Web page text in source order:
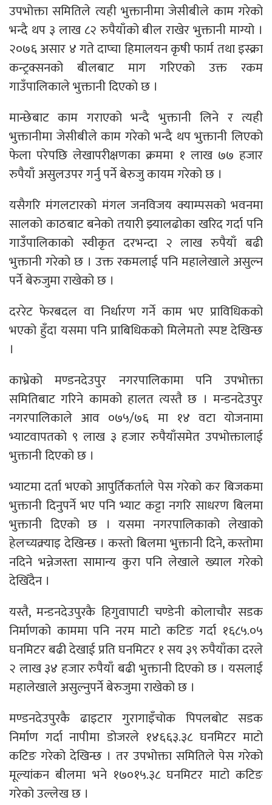
उपभोक्ता समितिले त्यही भुक्तानीमा जेसीबीले काम गरेको
भन्दै थप ३ लाख ८२ रुपैयाँको बील राखेर भुक्तानी माग्यो ।
२०७६ असार ४ गते दाप्चा हिमालयन कृषी फार्म तथा इस्क्रा
कन्ट्रक्सनको बीलबाट माग गरिएको उक्त रकम
गाउँपालिकाले भुक्तानी दिएकाे छ ।
मान्छेबाट काम गराएको भन्दै भुक्तानी लिने र त्यही
भुक्तानीमा जेसीबीले काम गरेको भन्दै थप भुक्तानी लिएको
फेला परेपछि लेखापरीक्षणका क्रममा १ लाख ७७ हजार
रुपैयाँ असुलउपर गर्नु पर्ने बेरुजु कायम गरेको छ ।
यसैगरि मंगलटारको मंगल जनविजय क्याम्पसको भवनमा
सालको काठबाट बनेको तयारी झ्यालढोका खरिद गर्दा पनि
गाउँपालिकाको स्वीकृत दरभन्दा २ लाख रुपैयाँ बढी
भुक्तानी गरेको छ । उक्त रकमलाई पनि महालेखाले असुल्न
पर्ने बेरुजुमा राखेको छ ।
दररेट फेरबदल वा निर्धारण गर्ने काम भए प्राविधिकको
भएको हुँदा यसमा पनि प्राबिधिकको मिलेमतो स्पष्ट देखिन्छ
।
काभ्रेको मण्डनदेउपुर नगरपालिकामा पनि उपभोक्ता
समितिबाट गरिने कामको हालत त्यस्तै छ । मन्डनदेउपुर
नगरपालिकाले आव ०७५/७६ मा १४ वटा योजनामा
भ्याटवापतको ९ लाख ३ हजार रुपैयाँसमेत उपभोक्तालाई
भुक्तानी दिएको छ ।
भ्याटमा दर्ता भएको आपुर्तिकर्ताले पेस गरेको कर बिजकमा
भुक्तानी दिनुपर्ने भए पनि भ्याट कट्टा नगरि साधरण बिलमा
भुक्तानी दिएको छ । यसमा नगरपालिकाको लेखाको
हेलच्यक्र्याइ देखिन्छ । कस्तो बिलमा भुक्तानी दिने, कस्तोमा
नदिने भन्नेजस्ता सामान्य कुरा पनि लेखाले ख्याल गरेको
देखिँदैन ।
यस्तै, मन्डनदेउपुरकै हिगुवापाटी चण्डेनी कोलाचौर सडक
निर्माणको काममा पनि नरम माटो कटिङ गर्दा १६८५.०५
घनमिटर बढी देखाई प्रति घनमिटर १ सय ३९ रुपैयाँका दरले
२ लाख ३४ हजार रुपैयाँ बढी भुक्तानी दिएको छ । यसलाई
महालेखाले असुल्नुपर्ने बेरुजुमा राखेको छ ।
मण्डनदेउपुरकै ढाइटार गुरागाइँचोक पिपलबोट सडक
निर्माण गर्दा नापीमा डोजरले १४६६३.३८ घनमिटर माटो
कटिङ गरेको देखिन्छ । तर उपभोक्ता समितिले पेस गरेको
मूल्यांकन बीलमा भने १७०१५.३८ घनमिटर माटो कटिङ
गरेको उल्लेख छ ।